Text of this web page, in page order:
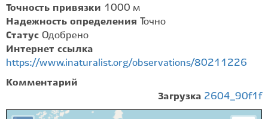
Точность привязки 1000 м
Надежность определения
Точно
Статус Одобрено
Интернет ссылка
https://www.inaturalist.org/observations/80211226
Комментарий
Загрузка 2604_90f1f